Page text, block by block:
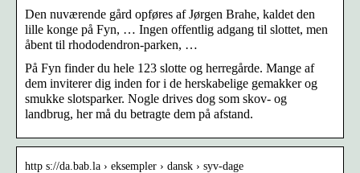
Den nuværende gård opføres af Jørgen Brahe, kaldet den
lille konge på Fyn, … Ingen offentlig adgang til slottet, men
åbent til rhododendron-parken, …
På Fyn finder du hele 123 slotte og herregårde. Mange af
dem inviterer dig inden for i de herskabelige gemakker og
smukke slotsparker. Nogle drives dog som skov- og
landbrug, her må du betragte dem på afstand.
http s://da.bab.la › eksempler › dansk › syv-dage